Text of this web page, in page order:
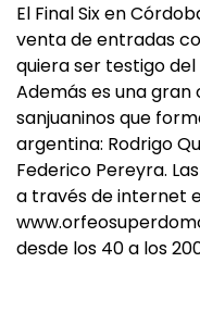
El Final Six en
venta de entradas
quiera ser testigo
Además es una
sanjuaninos que
argentina: Rodrigo
Federico Pereyra.
a través de internet
desde los 40 a los